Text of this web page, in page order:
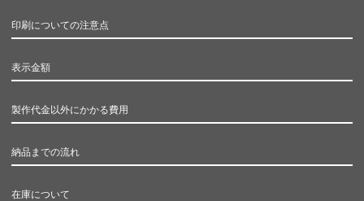
印刷についての注意点
表示金額
製作代金以外にかかる費用
納品までの流れ
在庫について